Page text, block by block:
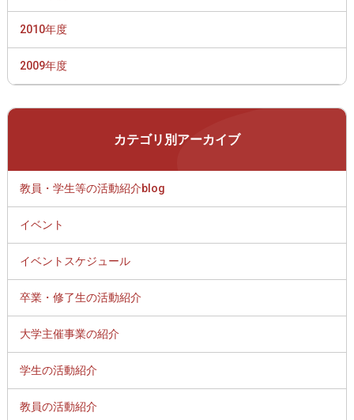
2010年度
2009年度
カテゴリ別アーカイブ
教員・学生等の活動紹介blog
イベント
イベントスケジュール
卒業・修了生の活動紹介
大学主催事業の紹介
学生の活動紹介
教員の活動紹介